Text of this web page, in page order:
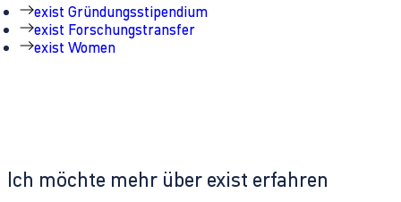
Ich möchte mehr über exist erfahren
exist Gründungsstipendium
exist Forschungstransfer
exist Women